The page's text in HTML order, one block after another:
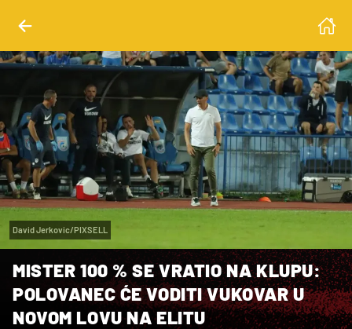
David Jerkovic/PIXSELL
MISTER 100 % SE VRATIO NA KLUPU:
POLOVANEC ĆE VODITI VUKOVAR U
NOVOM LOVU NA ELITU